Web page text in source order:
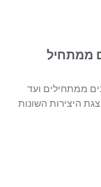
ממתחיל
אמנים ממתחילים ועד
היצירות השונות